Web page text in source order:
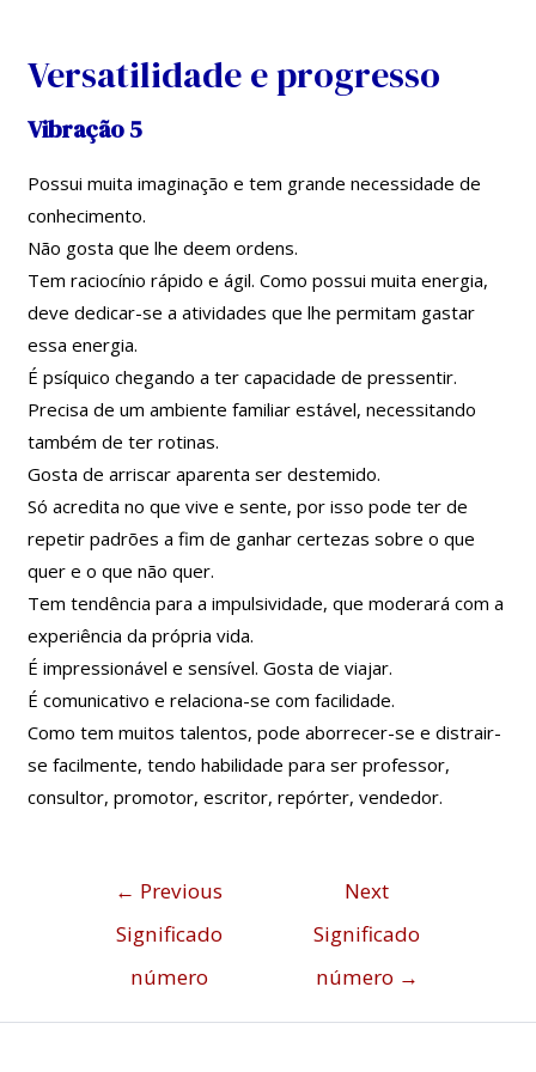
content
Versatilidade e progresso
Vibração 5
Possui muita imaginação e tem grande necessidade de
conhecimento.
Não gosta que lhe deem ordens.
Tem raciocínio rápido e ágil. Como possui muita energia,
deve dedicar-se a atividades que lhe permitam gastar
essa energia.
É psíquico chegando a ter capacidade de pressentir.
Precisa de um ambiente familiar estável, necessitando
também de ter rotinas.
Gosta de arriscar aparenta ser destemido.
Só acredita no que vive e sente, por isso pode ter de
repetir padrões a fim de ganhar certezas sobre o que
quer e o que não quer.
Tem tendência para a impulsividade, que moderará com a
experiência da própria vida.
É impressionável e sensível. Gosta de viajar.
É comunicativo e relaciona-se com facilidade.
Como tem muitos talentos, pode aborrecer-se e distrair-
se facilmente, tendo habilidade para ser professor,
consultor, promotor, escritor, repórter, vendedor.
artigos
← Previous
Significado
número
Next
Significado
número →